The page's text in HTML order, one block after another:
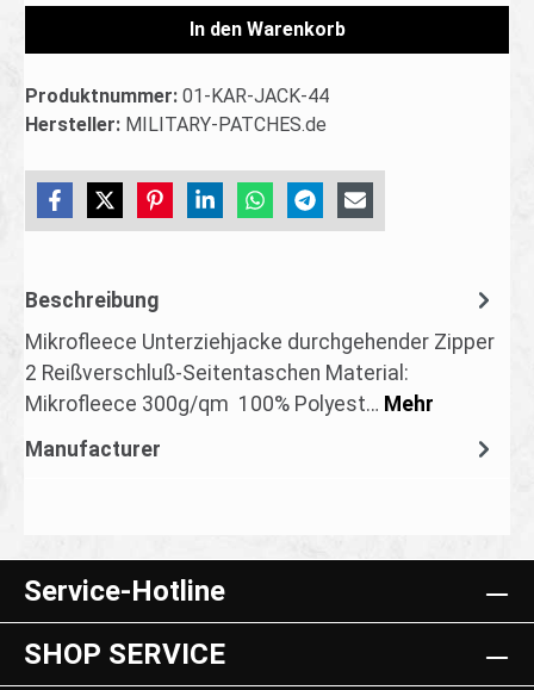
In den Warenkorb
Produktnummer: 01-KAR-JACK-44
Hersteller: MILITARY-PATCHES.de
Beschreibung
Mikrofleece Unterziehjacke durchgehender Zipper
2 Reißverschluß-Seitentaschen Material:
Mikrofleece 300g/qm 100% Polyest… Mehr
Manufacturer
Service-Hotline
SHOP SERVICE